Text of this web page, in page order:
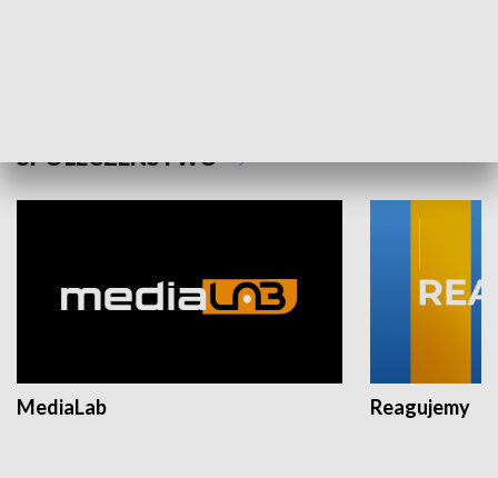
SPOŁECZEŃSTWO
MediaLab Reagujemy